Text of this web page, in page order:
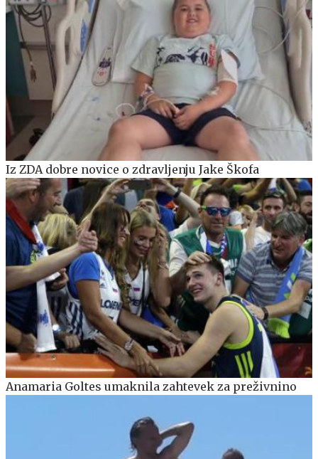
Iz ZDA dobre novice o zdravljenju Jake Škofa
Anamaria Goltes umaknila zahtevek za preživnino